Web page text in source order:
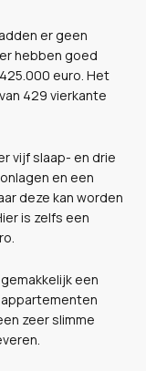
er geen
hebben goed
euro. Het
429 vierkante
vijf slaap- en drie
en een
deze kan worden
is zelfs een
een
zeer slimme